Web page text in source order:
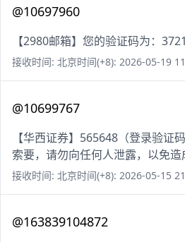
@10697960
【2980邮箱】您的验证码为：
接收时间: 北京时间(+8): 2026-05-19
@10699767
【华西证券】565648（登录验证
索要，请勿向任何人泄露，以免造
接收时间: 北京时间(+8): 2026-05-15
@163839104872